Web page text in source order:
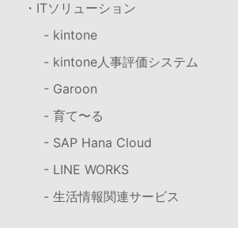
・ITソリューション
- kintone
- kintone人事評価システム
- Garoon
- 育て〜る
- SAP Hana Cloud
- LINE WORKS
- 生活情報関連サービス